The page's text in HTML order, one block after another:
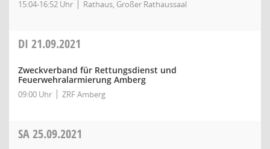
15:04-16:52 Uhr Rathaus, Großer Rathaussaal
DI 21.09.2021
Zweckverband für Rettungsdienst und
Feuerwehralarmierung Amberg
09:00 Uhr ZRF Amberg
SA25.09.2021